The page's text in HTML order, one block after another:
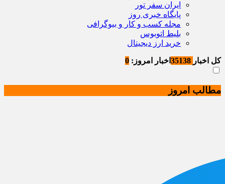
ایران سفر تور
پایگاه خبری روز
مجله کسب و کار و بیوگرافی
بلیط اتوبوس
خرید ارز دیجیتال
کل اخبار اخبار امروز: 0
مطالب امروز